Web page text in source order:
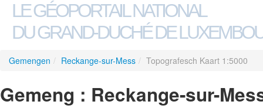
LE GÉOPORTAIL NATIONAL
DU GRAND-DUCHÉ DE
Gemengen / Reckange-sur-Mess / Topografesch Kaart 1:5000
Gemeng : Reckange-sur-